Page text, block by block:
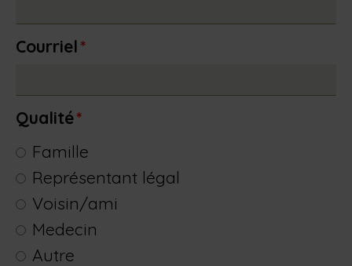
Courriel*
Qualité*
Famille
Représentant légal
Voisin/ami
Medecin
Autre